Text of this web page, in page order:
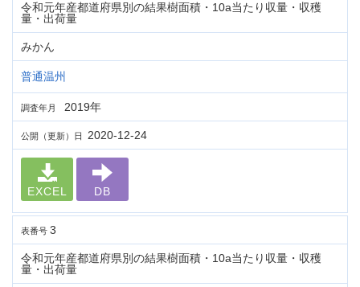
令和元年産都道府県別の結果樹面積・10a当たり収量・収穫
量・出荷量
みかん
普通温州
調査年月 2019年
公開（更新）日 2020-12-24
EXCEL DB
表番号 3
令和元年産都道府県別の結果樹面積・10a当たり収量・収穫
量・出荷量